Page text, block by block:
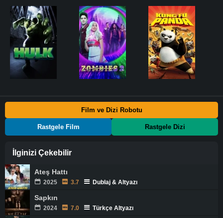
Film ve Dizi Robotu
Rastgele Film Rastgele Dizi
İlginizi Çekebilir
Ateş Hattı
2025 3.7 Dublaj & Altyazı
Sapkın
2024 7.0 Türkçe Altyazı